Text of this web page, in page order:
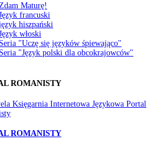
Zdam Maturę!
francuski
hiszpański
włoski
Seria "Uczę się języków śpiewająco"
Seria "Język polski dla obcokrajowców"
ROMANISTY
ROMANISTY